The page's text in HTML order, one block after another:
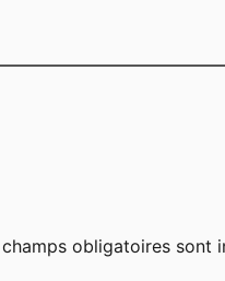
champs obligatoires sont